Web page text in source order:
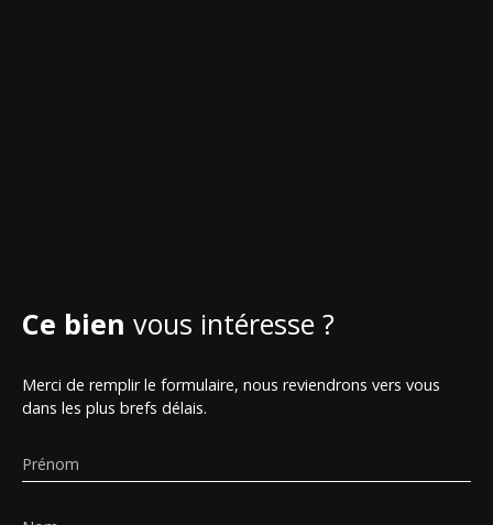
Ce bien vous intéresse ?
Merci de remplir le formulaire, nous reviendrons vers vous
dans les plus brefs délais.
Prénom